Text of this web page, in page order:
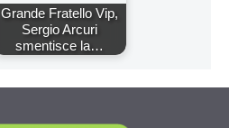
Grande Fratello Vip,
Sergio Arcuri
smentisce la…